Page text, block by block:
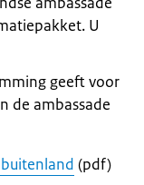
U
geeft voor
de ambassade
(pdf)